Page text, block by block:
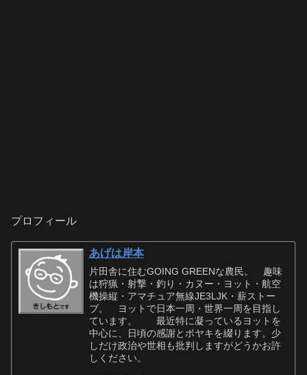
プロフィール
あげは岸本
片田舎に住むGOING GREENな農民。 趣味
は狩猟・射撃・釣り・カヌー・ヨット・航空
機操縦・アマチュア無線JE3LJK・薪ストー
ブ。 ヨットで日本一周・世界一周を目指し
ています。 最近特に凝っているヨットを
中心に、日頃の感謝とボヤキを綴ります。少
しだけ政治や世相も批判しますがどうかお許
しください。